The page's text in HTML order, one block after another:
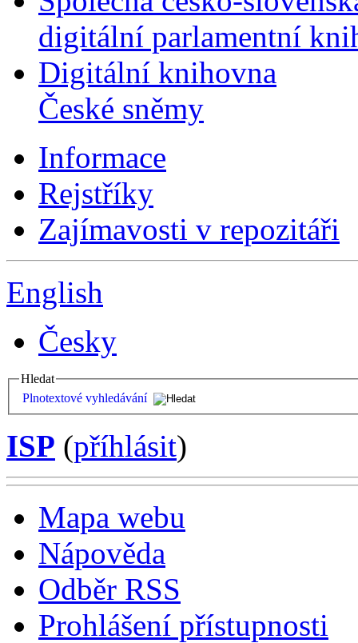
digitální parlamentní
Digitální knihovna
České sněmy
Informace
Rejstříky
Zajímavosti v repozitáři
English
Česky
Hledat
Plnotextové vyhledávání
ISP (příhlásit)
Mapa webu
Nápověda
Odběr RSS
Prohlášení přístupnosti